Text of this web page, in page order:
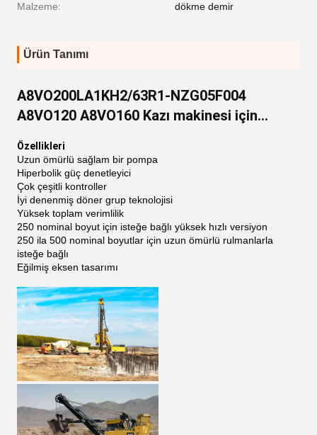
Malzeme: dökme demir
Ürün Tanımı
A8VO200LA1KH2/63R1-NZG05F004
A8VO120 A8VO160 Kazı makinesi için
Özellikleri
Uzun ömürlü sağlam bir pompa
Hiperbolik güç denetleyici
Çok çeşitli kontroller
İyi denenmiş döner grup teknolojisi
Yüksek toplam verimlilik
250 nominal boyut için isteğe bağlı yüksek hızlı versiyon
250 ila 500 nominal boyutlar için uzun ömürlü rulmanlarla
isteğe bağlı
Eğilmiş eksen tasarımı